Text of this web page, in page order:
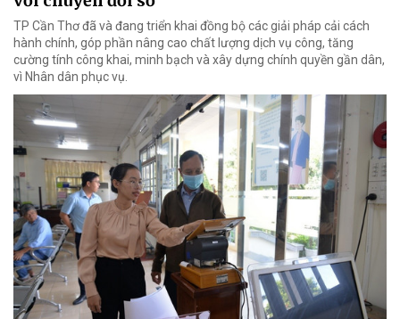
TP Cần Thơ đã và đang triển khai đồng bộ các giải pháp cải cách
hành chính, góp phần nâng cao chất lượng dịch vụ công, tăng
cường tính công khai, minh bạch và xây dựng chính quyền gần dân,
vì Nhân dân phục vụ.